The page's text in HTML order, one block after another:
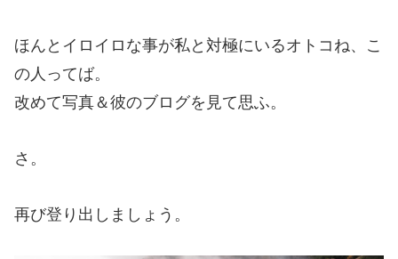
ほんとイロイロな事が私と対極にいるオトコね、こ
の人ってば。
改めて写真＆彼のブログを見て思ふ。
さ。
再び登り出しましょう。